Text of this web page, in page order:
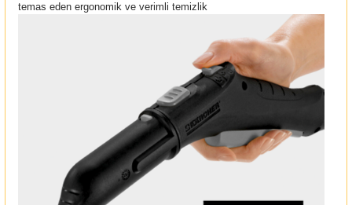
temas eden ergonomik ve verimli temizlik